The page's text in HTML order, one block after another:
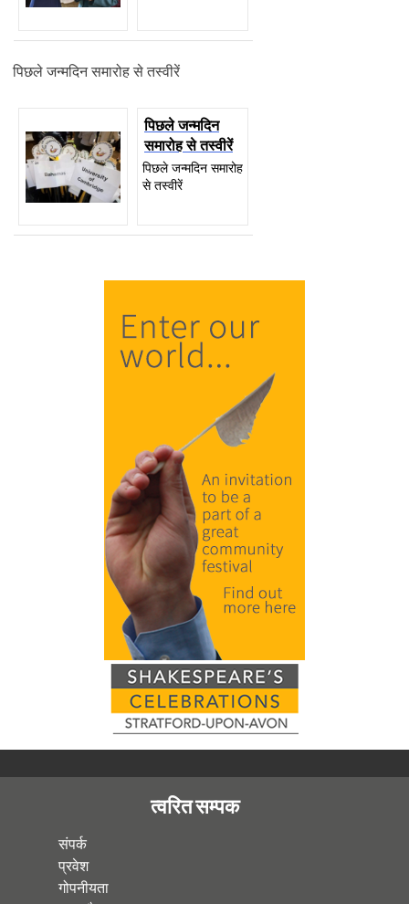
पिछले जन्मदिन समारोह से तस्वीरें
पिछले जन्मदिन
समारोह से तस्वीरें
पिछले जन्मदिन समारोह
से तस्वीरें
त्वरित सम्पक
संपर्क
प्रवेश
गोपनीयता